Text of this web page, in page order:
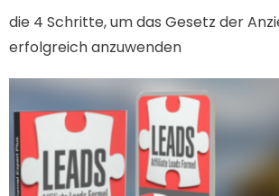
die 4 Schritte, um das Gesetz der
erfolgreich anzuwenden